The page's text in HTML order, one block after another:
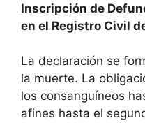
Inscripción de
en el Registro Civil
La declaración se
la muerte. La
los consanguíneos
afines hasta el